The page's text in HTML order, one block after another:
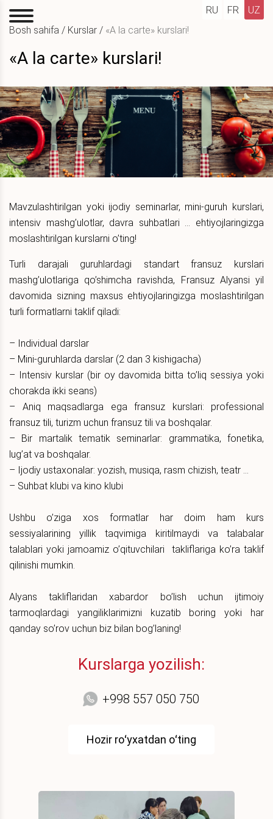
RU FR
UZ
Bosh sahifa / Kurslar / «A la carte» kurslari!
«A la carte» kurslari!
Mavzulashtirilgan yoki ijodiy seminarlar, mini-guruh kurslari,
intensiv mashg’ulotlar, davra suhbatlari … ehtiyojlaringizga
moslashtirilgan kurslarni o’ting!
Turli darajali guruhlardagi standart fransuz kurslari
mashg’ulotlariga qo’shimcha ravishda, Fransuz Alyansi yil
davomida sizning maxsus ehtiyojlaringizga moslashtirilgan
turli formatlarni taklif qiladi:
– Individual darslar
– Mini-guruhlarda darslar (2 dan 3 kishigacha)
– Intensiv kurslar (bir oy davomida bitta to’liq sessiya yoki
chorakda ikki seans)
– Aniq maqsadlarga ega fransuz kurslari: professional
fransuz tili, turizm uchun fransuz tili va boshqalar.
– Bir martalik tematik seminarlar: grammatika, fonetika,
lug’at va boshqalar.
– Ijodiy ustaxonalar: yozish, musiqa, rasm chizish, teatr …
– Suhbat klubi va kino klubi
Ushbu o’ziga xos formatlar har doim ham kurs
sessiyalarining yillik taqvimiga kiritilmaydi va talabalar
talablari yoki jamoamiz o’qituvchilari takliflariga ko’ra taklif
qilinishi mumkin.
Alyans takliflaridan xabardor bo’lish uchun ijtimoiy
tarmoqlardagi yangiliklarimizni kuzatib boring yoki har
qanday so’rov uchun biz bilan bog’laning!
Kurslarga yozilish:
+998 557 050 750
Hozir roʻyxatdan oʻting